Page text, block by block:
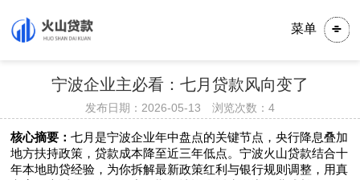
菜单
宁波企业主必看：七月贷款风向变了
发布日期：2026-05-13 浏览次数： 4
核心摘要：七月是宁波企业年中盘点的关键节点，央行降息叠加
地方扶持政策，贷款成本降至近三年低点。宁波火山贷款结合十
年本地助贷经验，为你拆解最新政策红利与银行规则调整，用真